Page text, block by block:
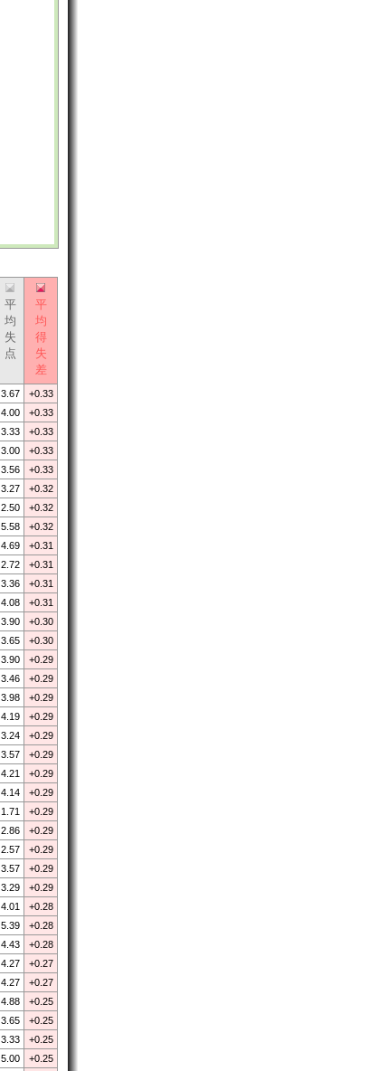
平
均
失
点
平
均
得
失
差
3.67
+0.33
4.00
+0.33
3.33
+0.33
3.00
+0.33
3.56
+0.33
3.27
+0.32
2.50
+0.32
5.58
+0.32
4.69
+0.31
2.72
+0.31
3.36
+0.31
4.08
+0.31
3.90
+0.30
3.65
+0.30
3.90
+0.29
3.46
+0.29
3.98
+0.29
4.19
+0.29
3.24
+0.29
3.57
+0.29
4.21
+0.29
4.14
+0.29
1.71
+0.29
2.86
+0.29
2.57
+0.29
3.57
+0.29
3.29
+0.29
4.01
+0.28
5.39
+0.28
4.43
+0.28
4.27
+0.27
4.27
+0.27
4.88
+0.25
3.65
+0.25
3.33
+0.25
5.00
+0.25